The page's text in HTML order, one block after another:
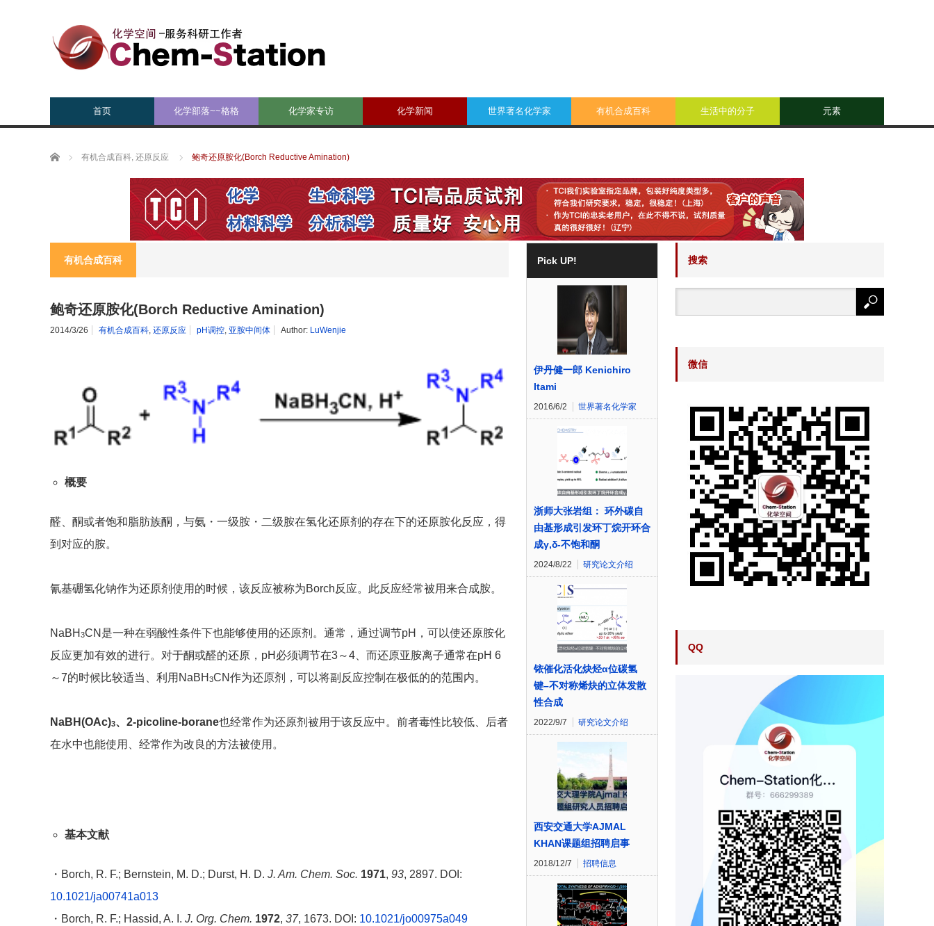
首页 化学部落~~格格 化学家专访 化学新闻 世界著名化学家 有机合成百科 生活中的分子 元素
Home 有机合成百科, 还原反应 鲍奇还原胺化(Borch Reductive Amination)
有机合成百科
鲍奇还原胺化(Borch Reductive Amination)
2014/3/26 有机合成百科, 还原反应 pH调控, 亚胺中间体 Author: LuWenjie
概要
醛、酮或者饱和脂肪族酮，与氨・一级胺・二级胺在氢化还原剂的存在下的还原胺化反应，得
到对应的胺。
氰基硼氢化钠作为还原剂使用的时候，该反应被称为Borch反应。此反应经常被用来合成胺。
NaBH 3CN是一种在弱酸性条件下也能够使用的还原剂。通常，通过调节pH，可以使还原胺化
反应更加有效的进行。对于酮或醛的还原，pH必须调节在3～4、而还原亚胺离子通常在pH 6
～7的时候比较适当、利用NaBH 3CN作为还原剂，可以将副反应控制在极低的的范围内。
NaBH(OAc)3、2-picoline-borane也经常作为还原剂被用于该反应中。前者毒性比较低、后者
在水中也能使用、经常作为改良的方法被使用。
基本文献
・Borch, R. F.; Bernstein, M. D.; Durst, H. D. J. Am. Chem. Soc. 1971, 93, 2897. DOI:
10.1021/ja00741a013
・Borch, R. F.; Hassid, A. I. J. Org. Chem. 1972, 37, 1673. DOI: 10.1021/jo00975a049
Pick UP!
伊丹健一郎 Kenichiro
Itami
2016/6/2 世界著名化学家
浙师大张岩组： 环外碳自
由基形成引发环丁烷开环合
成γ,δ-不饱和酮
2024/8/22 研究论文介绍
铱催化活化炔烃α位碳氢
键–不对称烯炔的立体发散
性合成
2022/9/7 研究论文介绍
西安交通大学AJMAL
KHAN课题组招聘启事
2018/12/7 招聘信息
搜索
微信
QQ